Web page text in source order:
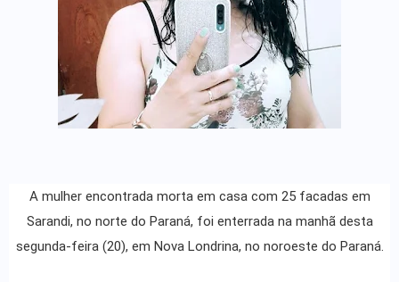
A mulher encontrada morta em casa com 25 facadas em
Sarandi, no norte do Paraná, foi enterrada na manhã desta
segunda-feira (20), em Nova Londrina, no noroeste do Paraná.